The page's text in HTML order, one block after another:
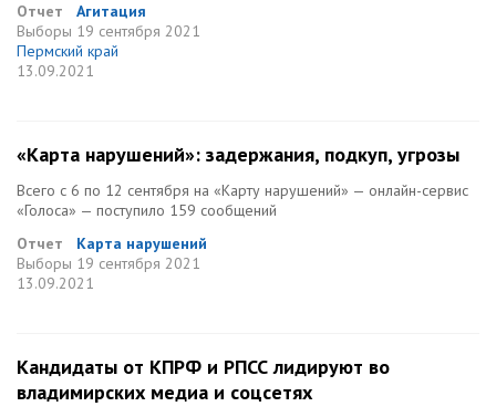
Отчет
Агитация
Выборы 19 сентября 2021
Пермский край
13.09.2021
«Карта нарушений»: задержания, подкуп, угрозы
Всего с 6 по 12 сентября на «Карту нарушений» — онлайн-сервис
«Голоса» — поступило 159 сообщений
Отчет
Карта нарушений
Выборы 19 сентября 2021
13.09.2021
Кандидаты от КПРФ и РПСС лидируют во
владимирских медиа и соцсетях